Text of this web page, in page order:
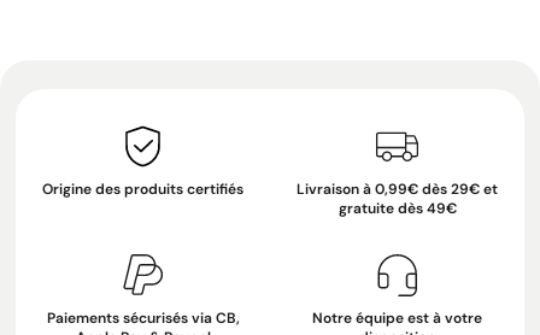
Origine des produits certifiés
Livraison à 0,99€ dès 29€ et
gratuite dès 49€
Paiements sécurisés via CB,
Notre équipe est à votre